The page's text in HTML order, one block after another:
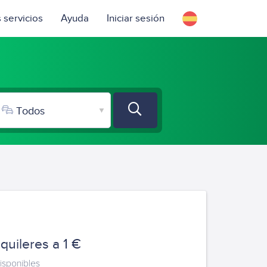
servicios Ayuda Iniciar sesión
a 1 €